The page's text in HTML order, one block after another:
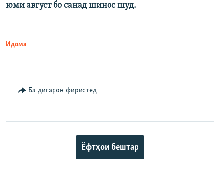
юми август бо санад шинос шуд.
Идома
Ба дигарон фиристед
Ёфтҳои бештар